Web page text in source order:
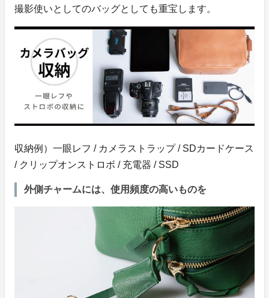
撮影使いとしてのバッグとしても重宝します。
収納例）一眼レフ / カメラストラップ / SDカードケース
/ クリップオンストロボ / 充電器 / SSD
外側チャームには、使用頻度の高いものを